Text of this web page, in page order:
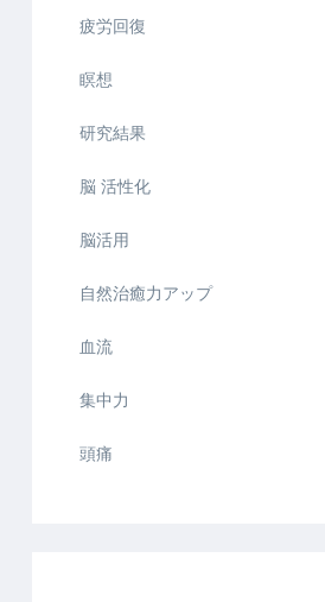
疲労回復
瞑想
研究結果
脳 活性化
脳活用
自然治癒力アップ
血流
集中力
頭痛